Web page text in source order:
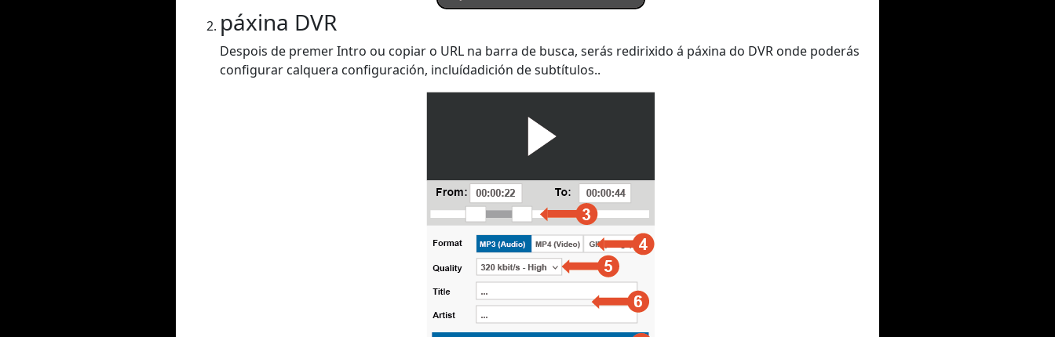
páxina DVR
Despois de premer Intro ou copiar o URL na barra de busca, serás redirixido á páxina do DVR onde poderás
configurar calquera configuración, incluídadición de subtítulos..